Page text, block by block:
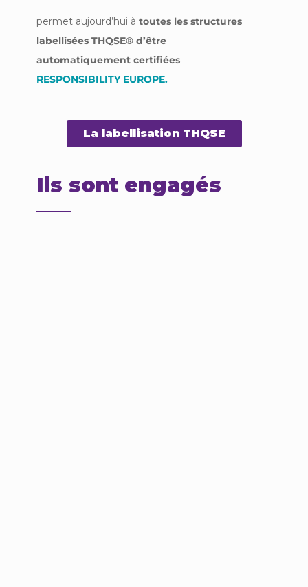
permet aujourd’hui à toutes les structures
labellisées THQSE® d’être
automatiquement certifiées
RESPONSIBILITY EUROPE.
La labellisation THQSE
Ils sont engagés